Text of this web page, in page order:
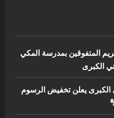
المتفوقين بمدرسة المكي
الكبرى
الكبرى يعلن تخفيض الرسوم